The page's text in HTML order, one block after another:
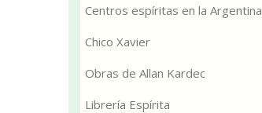
Centros espíritas en la Argentina
Chico Xavier
Obras de Allan Kardec
Librería Espírita